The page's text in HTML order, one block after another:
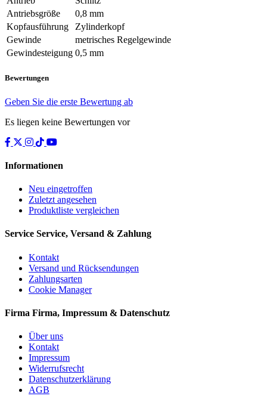
Antriebsgröße
0,8 mm
Kopfausführung
Zylinderkopf
Gewinde
metrisches Regelgewinde
Gewindesteigung 0,5 mm
Bewertungen
Geben Sie die erste Bewertung ab
Es liegen keine Bewertungen vor
Informationen
Neu eingetroffen
Zuletzt angesehen
Produktliste vergleichen
Service Service, Versand & Zahlung
Kontakt
Versand und Rücksendungen
Zahlungsarten
Cookie Manager
Firma Firma, Impressum & Datenschutz
Über uns
Kontakt
Impressum
Widerrufsrecht
Datenschutzerklärung
AGB